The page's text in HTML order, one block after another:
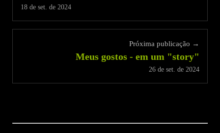
18 de set. de 2024
Próxima publicação →
Meus gostos - em um "story"
26 de set. de 2024